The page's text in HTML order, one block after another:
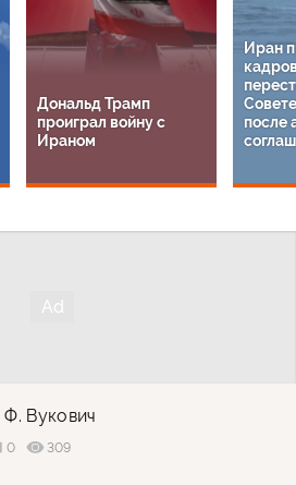
Дональд Трамп
проиграл войну с
Ираном
Иран
после
Ф. Вукович
0
309